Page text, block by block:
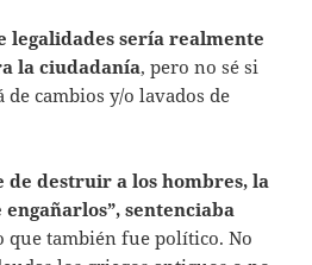
legalidades sería realmente
la ciudadanía, pero no sé si
cambios y/o lavados de
de destruir a los hombres, la
sentenciaba
que también fue político. No